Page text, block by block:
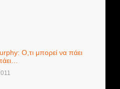
Ο,τι μπορεί να πάει